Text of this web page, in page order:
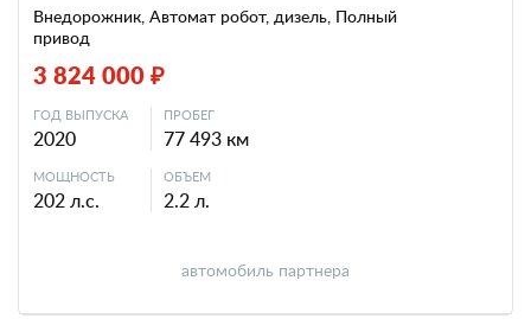
Внедорожник, Автомат робот, дизель, Полный
привод
3 824 000 ₽
ГОД ВЫПУСКА
2020
ПРОБЕГ
77 493 км
МОЩНОСТЬ
202 л.с.
ОБЪЕМ
2.2 л.
автомобиль партнера